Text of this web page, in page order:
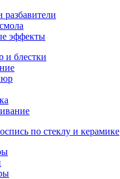
эффекты
и блестки
по стеклу и керамике